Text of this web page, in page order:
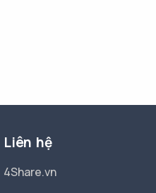
Liên hệ
4Share.vn